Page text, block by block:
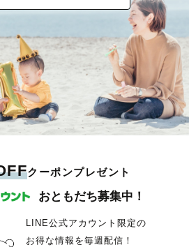
クーポンプレゼント
おともだち募集中！
LINE公式アカウント限定の
お得な情報を毎週配信！